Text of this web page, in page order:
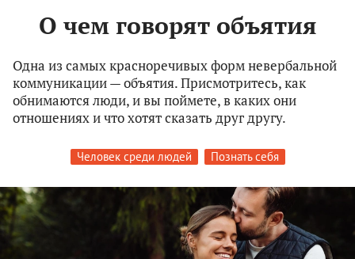
О чем говорят объятия
Одна из самых красноречивых форм невербальной
коммуникации — объятия. Присмотритесь, как
обнимаются люди, и вы поймете, в каких они
отношениях и что хотят сказать друг другу.
Человек среди людей Познать себя